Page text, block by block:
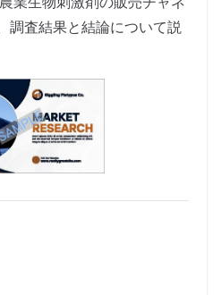
調査結果と結論について説